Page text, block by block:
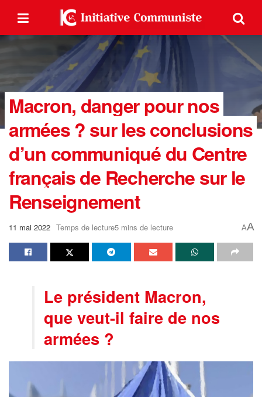
Macron, danger pour nos
armées ? sur les conclusions
d’un communiqué du Centre
français de Recherche sur le
Renseignement
11 mai 2022 Temps de lecture5 mins de lecture AA
Le président Macron,
que veut-il faire de nos
armées ?